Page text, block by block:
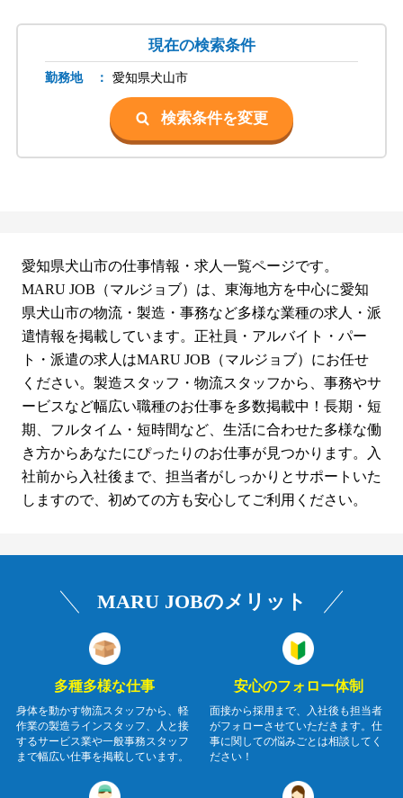
現在の検索条件
勤務地 ： 愛知県犬山市
検索条件を変更
愛知県犬山市の仕事情報・求人一覧ページです。
MARU JOB（マルジョブ）は、東海地方を中心に愛知
県犬山市の物流・製造・事務など多様な業種の求人・派
遣情報を掲載しています。正社員・アルバイト・パー
ト・派遣の求人はMARU JOB（マルジョブ）にお任せ
ください。製造スタッフ・物流スタッフから、事務やサ
ービスなど幅広い職種のお仕事を多数掲載中！長期・短
期、フルタイム・短時間など、生活に合わせた多様な働
き方からあなたにぴったりのお仕事が見つかります。入
社前から入社後まで、担当者がしっかりとサポートいた
しますので、初めての方も安心してご利用ください。
MARU JOBのメリット
多種多様な仕事
身体を動かす物流スタッフから、軽
作業の製造ラインスタッフ、人と接
するサービス業や一般事務スタッフ
まで幅広い仕事を掲載しています。
安心のフォロー体制
面接から採用まで、入社後も担当者
がフォローさせていただきます。仕
事に関しての悩みごとは相談してく
ださい！